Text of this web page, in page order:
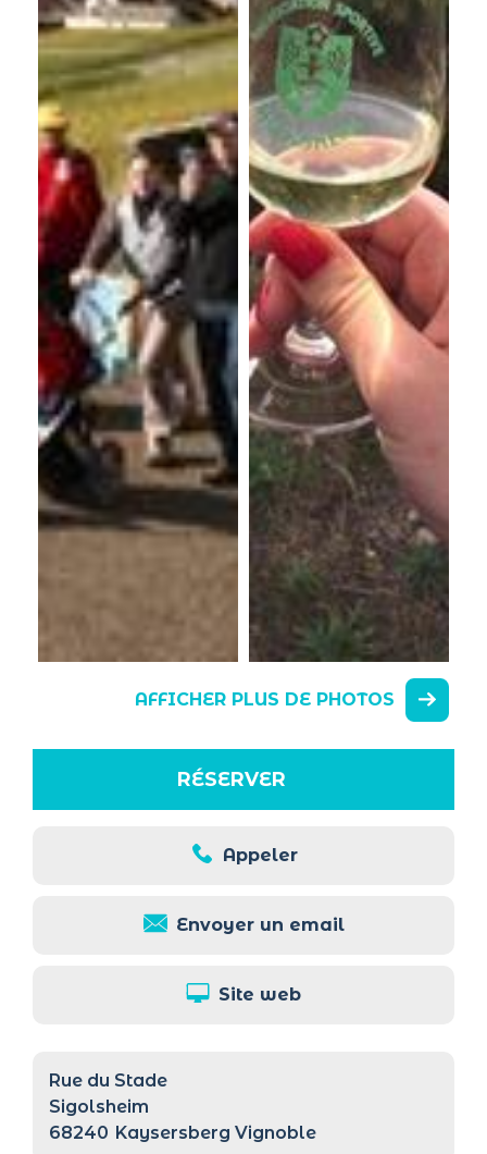
AFFICHER PLUS DE PHOTOS
RÉSERVER
Appeler
Envoyer un email
Site web
Rue du Stade
Sigolsheim
68240 Kaysersberg Vignoble